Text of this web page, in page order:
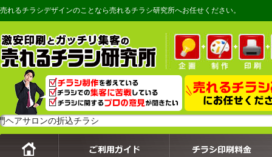
売れるチラシデザインのことなら売れるチラシ研究所へお任せください。
ンの折込チラシ